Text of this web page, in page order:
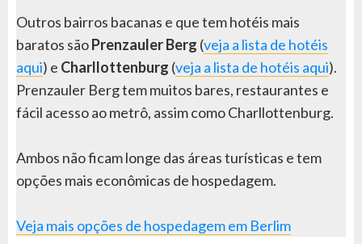
Outros bairros bacanas e que tem hotéis mais
baratos sãoPrenzauler Berg (veja a lista de hotéis
aqui) e Charllottenburg (veja a lista de hotéis aqui).
Prenzauler Berg tem muitos bares, restaurantes e
fácil acesso ao metrô, assim como Charllottenburg.
Ambos não ficam longe das áreas turísticas e tem
opções mais econômicas de hospedagem.
Veja mais opções de hospedagem em Berlim